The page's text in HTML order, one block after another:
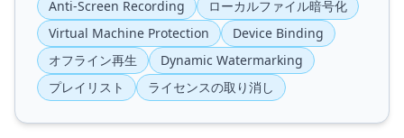
Anti-Screen Recording
ローカルファイル暗号化
Virtual Machine Protection
Device Binding
オフライン再生
Dynamic Watermarking
プレイリスト
ライセンスの取り消し